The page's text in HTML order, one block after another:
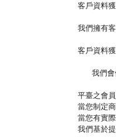
客戶資料
我們擁有
客戶資料
我們會
平臺之會
當您制定
當您有實
我們基於